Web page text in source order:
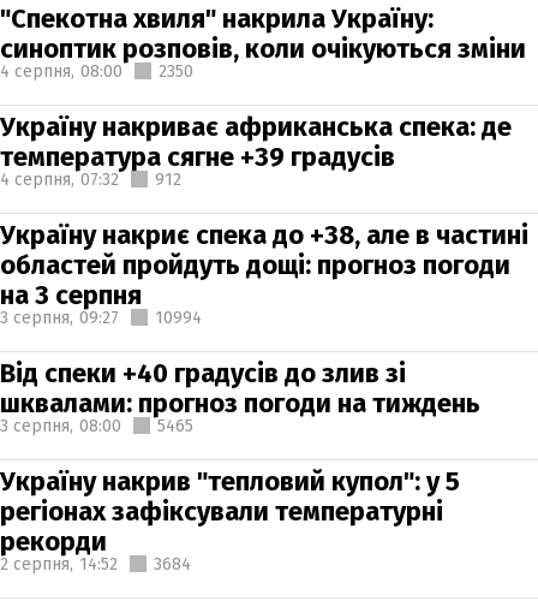
"Спекотна хвиля" накрила Україну:
синоптик розповів, коли очікуються зміни
4 серпня, 08:00 2350
Україну накриває африканська спека: де
температура сягне +39 градусів
4 серпня, 07:32 912
Україну накриє спека до +38, але в частині
областей пройдуть дощі: прогноз погоди
на 3 серпня
3 серпня, 09:27 10994
Від спеки +40 градусів до злив зі
шквалами: прогноз погоди на тиждень
3 серпня, 08:00 5465
Україну накрив "тепловий купол": у 5
регіонах зафіксували температурні
рекорди
2 серпня, 14:52 3684